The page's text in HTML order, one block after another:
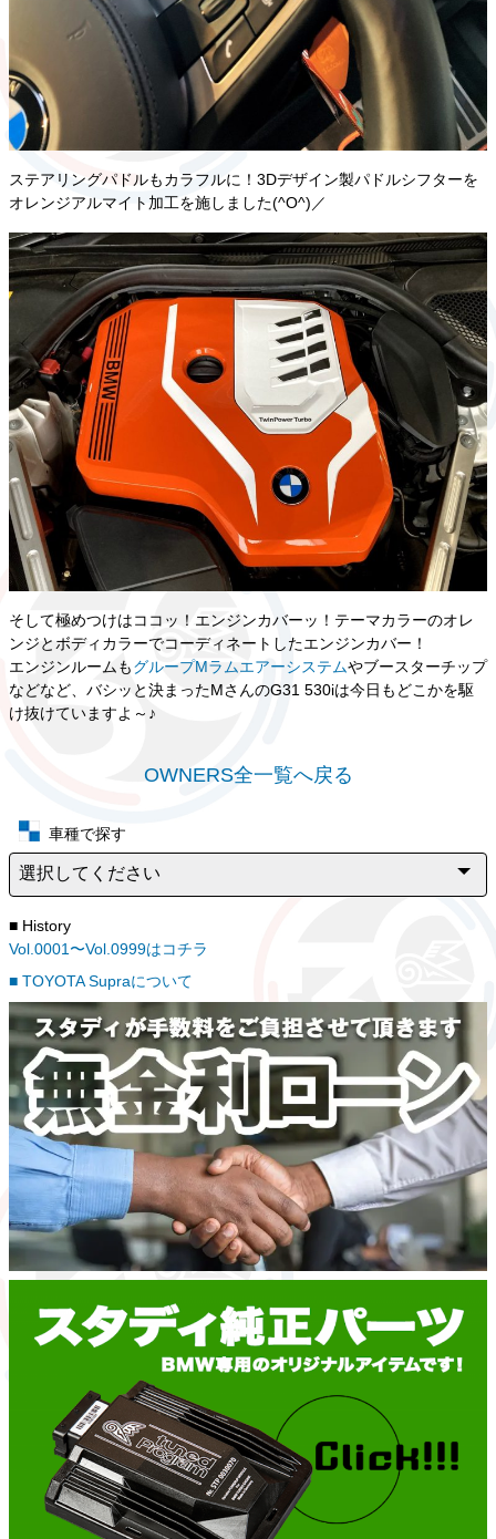
車種で探す
■ History
Vol.0001〜Vol.0999はコチラ
■ TOYOTA Supraについて
ステアリングパドルもカラフルに！3Dデザイン製パドルシフターを
オレンジアルマイト加工を施しました(^O^)／
そして極めつけはココッ！エンジンカバーッ！テーマカラーのオレ
ンジとボディカラーでコーディネートしたエンジンカバー！
エンジンルームもグループMラムエアーシステムやブースターチップ
などなど、バシッと決まったMさんのG31 530iは今日もどこかを駆
け抜けていますよ～♪
OWNERS全一覧へ戻る